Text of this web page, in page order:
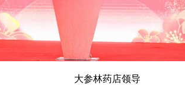
大参林药店领导